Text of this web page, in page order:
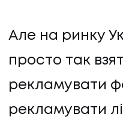
Але на ринку
просто так
рекламувати
рекламувати